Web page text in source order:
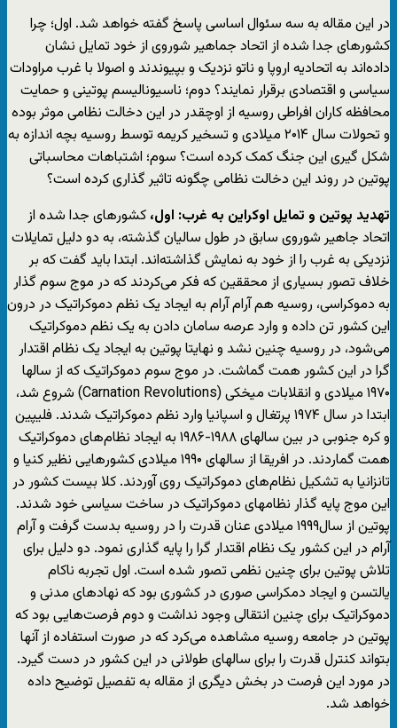
در این مقاله به سه سئوال اساسی پاسخ گفته خواهد شد. اول؛ چرا
کشورهای جدا شده از اتحاد جماهیر شوروی از خود تمایل نشان
داده‌اند به اتحادیه اروپا و ناتو نزدیک و بپیوندند و اصولا با غرب مراودات
سیاسی و اقتصادی برقرار نمایند؟ دوم؛ ناسیونالیسم پوتینی و حمایت
محافظه کاران افراطی روسیه از اوچقدر در این دخالت نظامی موثر بوده
و تحولات سال ۲۰۱۴ میلادی و تسخیر کریمه توسط روسیه بچه اندازه به
شکل گیری این جنگ کمک کرده است؟ سوم؛ اشتباهات محاسباتی
پوتین در روند این دخالت نظامی چگونه تاثیر گذاری کرده است؟
تهدید پوتین و تمایل اوکراین به غرب: اول، کشورهای جدا شده از
اتحاد جاهیر شوروی سابق در طول سالیان گذشته، به دو دلیل تمایلات
نزدیکی به غرب را از خود به نمایش گذاشته‌اند. ابتدا باید گفت که بر
خلاف تصور بسیاری از محققین که فکر می‌کردند که در موج سوم گذار
به دموکراسی، روسیه هم آرام آرام به ایجاد یک نظم دموکراتیک در درون
این کشور تن داده و وارد عرصه سامان دادن به یک نظم دموکراتیک
می‌شود، در روسیه چنین نشد و نهایتا پوتین به ایجاد یک نظام اقتدار
گرا در این کشور همت گماشت. در موج سوم دموکراتیک که از سالها
۱۹۷۰ میلادی و انقلابات میخکی (Carnation Revolutions) شروع شد،
ابتدا در سال ۱۹۷۴ پرتغال و اسپانیا وارد نظم دموکراتیک شدند. فلیپین
و کره جنوبی در بین سالهای ۱۹۸۸-۱۹۸۶ به ایجاد نظام‌های دموکراتیک
همت گماردند. در افریقا از سالهای ۱۹۹۰ میلادی کشورهایی نظیر کنیا و
تانزانیا به تشکیل نظام‌های دموکراتیک روی آوردند. کلا بیست کشور در
این موج پایه گذار نظامهای دموکراتیک در ساخت سیاسی خود شدند.
پوتین از سال۱۹۹۹ میلادی عنان قدرت را در روسیه بدست گرفت و آرام
آرام در این کشور یک نظام اقتدار گرا را پایه گذاری نمود. دو دلیل برای
تلاش پوتین برای چنین نظمی تصور شده است. اول تجربه ناکام
یالتسن و ایجاد دمکراسی صوری در کشوری بود که نهادهای مدنی و
دموکراتیک برای چنین انتقالی وجود نداشت و دوم فرصت‌هایی بود که
پوتین در جامعه روسیه مشاهده می‌کرد که در صورت استفاده از آنها
بتواند کنترل قدرت را برای سالهای طولانی در این کشور در دست گیرد.
در مورد این فرصت در بخش دیگری از مقاله به تفصیل توضیح داده
خواهد شد.